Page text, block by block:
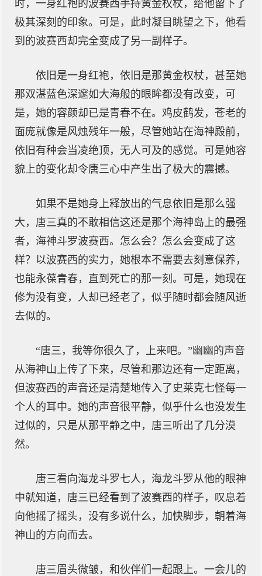
时，一身红袍的波赛西手持黄金权杖，给他留下了
极其深刻的印象。可是，此时凝目眺望之下，他看
到的波赛西却完全变成了另一副样子。
依旧是一身红袍，依旧是那黄金权杖，甚至她
那双湛蓝色深邃如大海般的眼眸都没有改变，可
是，她的容颜却已是青春不在。鸡皮鹤发，苍老的
面庞就像是风烛残年一般，尽管她站在海神殿前，
依旧有种会当凌绝顶，无人可及的感觉。可是她容
貌上的变化却令唐三心中产生出了极大的震撼。
如果不是她身上释放出的气息依旧是那么强
大，唐三真的不敢相信这还是那个海神岛上的最强
者，海神斗罗波赛西。怎么会？怎么会变成了这
样？以波赛西的实力，她根本不需要去刻意保养，
也能永葆青春，直到死亡的那一刻。可是，她现在
修为没有变，人却已经老了，似乎随时都会随风逝
去似的。
“唐三，我等你很久了，上来吧。”幽幽的声音
从海神山上传了下来，尽管和那边还有一定距离，
但波赛西的声音还是清楚地传入了史莱克七怪每一
个人的耳中。她的声音很平静，似乎什么也没发生
过似的，只是从那平静之中，唐三听出了几分漠
然。
唐三看向海龙斗罗七人，海龙斗罗从他的眼神
中就知道，唐三已经看到了波赛西的样子，叹息着
向他摇了摇头，没有多说什么，加快脚步，朝着海
神山的方向而去。
唐三眉头微皱，和伙伴们一起跟上。一会儿的